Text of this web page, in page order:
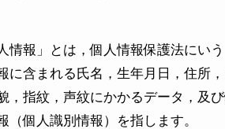
人情報」とは，個人情報保護法にい
に含まれる氏名，生年月日，住所
，指紋，声紋にかかるデータ，及
（個人識別情報）を指します。